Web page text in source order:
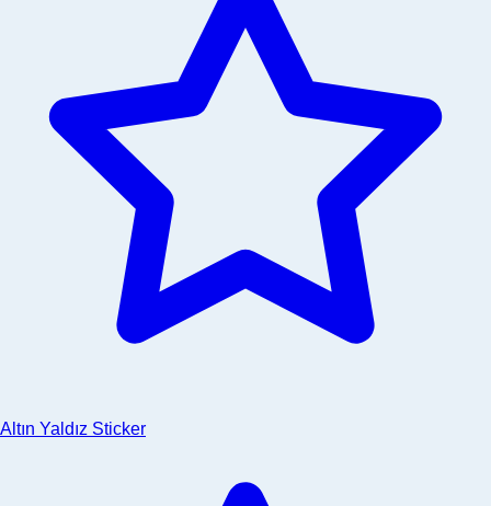
Altın Yaldız Sticker